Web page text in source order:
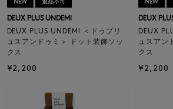
NEW 返品不可
DEUX PLUS UNDEMI
DEUX PLUS UNDEMI ＜ドゥプリ
ュスアンドゥミ＞ ドット装飾ソッ
クス
¥2,200
NEW
DEUX
DEUX
ュスアン
クス
¥2,200